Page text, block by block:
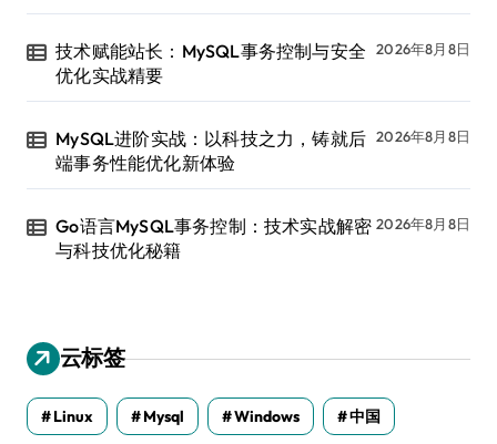
技术赋能站长：MySQL事务控制与安全
优化实战精要
2026年8月8日
MySQL进阶实战：以科技之力，铸就后
端事务性能优化新体验
2026年8月8日
Go语言MySQL事务控制：技术实战解密
与科技优化秘籍
2026年8月8日
云标签
Linux Mysql Windows 中国